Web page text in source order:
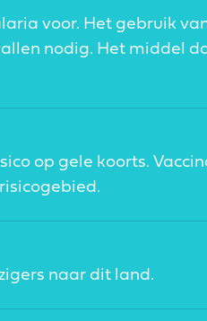
voor. Het gebruik
nodig. Het middel
op gele koorts.
naar dit land.